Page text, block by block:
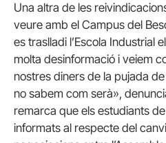
Una altra de les
veure amb el Campus del
es traslladi l’Escola Industrial
molta desinformació i veiem
nostres diners de la pujada
no sabem com serà»,
remarca que els estudiants
informats al respecte del